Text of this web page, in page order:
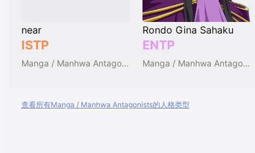
near
ISTP
Manga / Manhwa Antagonists
Rondo Gina Sahaku
ENTP
Manga / Manhwa Antagonists
查看所有Manga / Manhwa Antagonists的人格类型